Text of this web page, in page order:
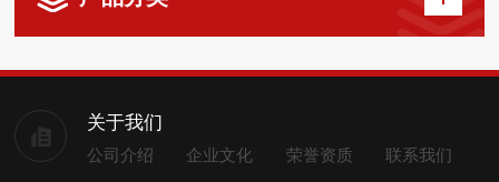
关于我们
公司介绍 企业文化 荣誉资质 联系我们